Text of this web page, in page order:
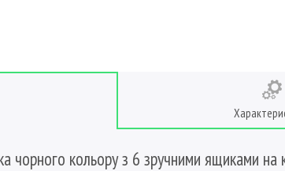
чорного кольору з 6 зручними ящиками на